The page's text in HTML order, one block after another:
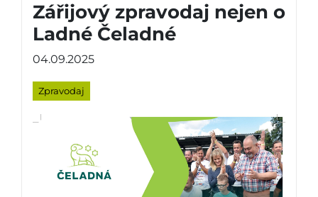
Zářijový zpravodaj nejen o
Ladné Čeladné
04.09.2025
Zpravodaj